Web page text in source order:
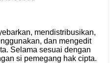
mendistribusikan,
dan mengedit
Selama sesuai dengan
si pemegang hak cipta.